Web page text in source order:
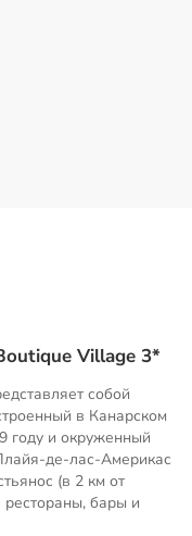
Village 3*
собой
в Канарском
году и окруженный
де-лас-Америкас
(в 2 км от
бары и